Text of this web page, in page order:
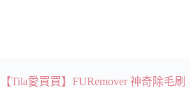
【Tila愛買買】FURemover 神奇除毛刷